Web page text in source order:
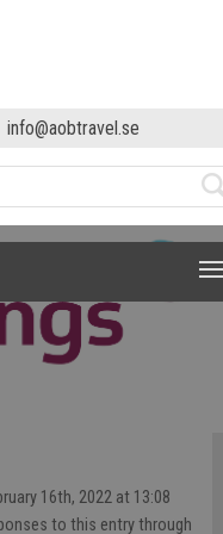
info@aobtravel.se
16th, 2022 at 13:08
to this entry through